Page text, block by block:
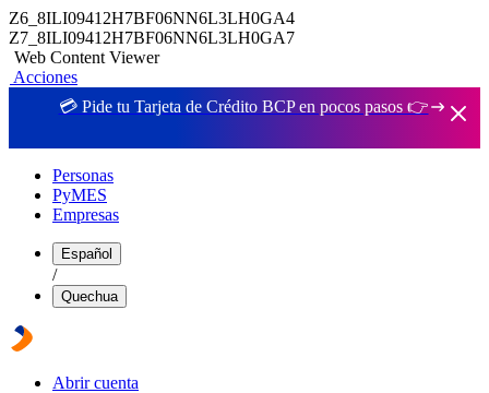
Z6_8ILI09412H7BF06NN6L3LH0GA4
Z7_8ILI09412H7BF06NN6L3LH0GA7
Web Content Viewer
Acciones
💳 Pide tu Tarjeta de Crédito BCP en pocos pasos 👉
Personas
PyMES
Empresas
Español
/
Quechua
Abrir cuenta